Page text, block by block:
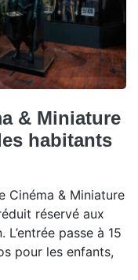
& Miniature
habitants
Cinéma & Miniature
réservé aux
passe à 15
pour les enfants,